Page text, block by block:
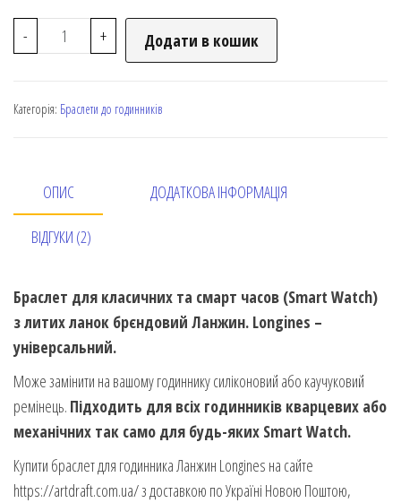
- + Додати в кошик
Категорія: Браслети до годинників
ОПИС ДОДАТКОВА ІНФОРМАЦІЯ
ВІДГУКИ (2)
Браслет для класичних та смарт часов (Smart Watch)
з литих ланок брєндовий Ланжин. Longines –
універсальний.
Може замінити на вашому годиннику силіконовий або каучуковий
ремінець. Підходить для всіх годинників кварцевих або
механічних так само для будь-яких Smart Watch.
Купити браслет для годинника Ланжин Longines на сайте
https://artdraft.com.ua/ з доставкою по Україні Новою Поштою,